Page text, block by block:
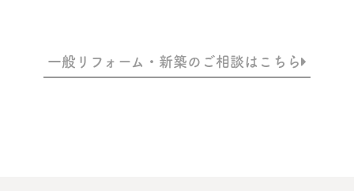
一般リフォーム・新築のご相談はこちら